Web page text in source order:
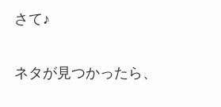
さて♪
ネタが見つかったら、